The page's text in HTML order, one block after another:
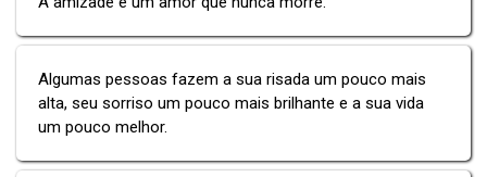
Algumas pessoas fazem a sua risada um pouco mais
alta, seu sorriso um pouco mais brilhante e a sua vida
um pouco melhor.